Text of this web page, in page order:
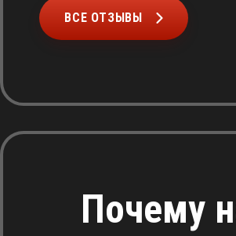
ВСЕ ОТЗЫВЫ
Почему